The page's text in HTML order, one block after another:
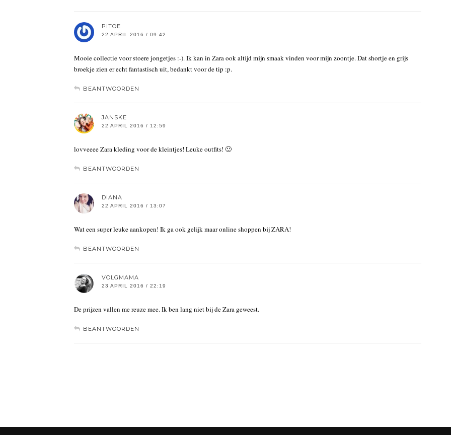
PITOE
22 APRIL 2016 / 09:42
Mooie collectie voor stoere jongetjes :-). Ik kan in Zara ook altijd mijn smaak vinden voor mijn zoontje. Dat shortje en grijs
broekje zien er echt fantastisch uit, bedankt voor de tip :p.
BEANTWOORDEN
JANSKE
22 APRIL 2016 / 12:59
lovveeee Zara kleding voor de kleintjes! Leuke outfits! 🙂
BEANTWOORDEN
DIANA
22 APRIL 2016 / 13:07
Wat een super leuke aankopen! Ik ga ook gelijk maar online shoppen bij ZARA!
BEANTWOORDEN
VOLGMAMA
23 APRIL 2016 / 22:19
De prijzen vallen me reuze mee. Ik ben lang niet bij de Zara geweest.
BEANTWOORDEN